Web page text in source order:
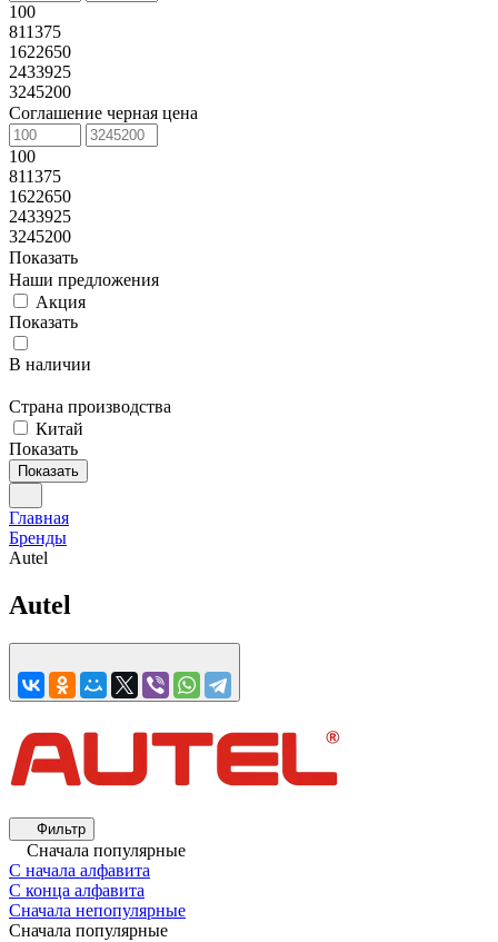
100
811375
1622650
2433925
3245200
Соглашение черная цена
100
811375
1622650
2433925
3245200
Показать
Наши предложения
Акция
Показать
В наличии
Страна производства
Китай
Показать
Показать
Главная
Бренды
Autel
Autel
Фильтр
Сначала популярные
С начала алфавита
С конца алфавита
Сначала непопулярные
Сначала популярные